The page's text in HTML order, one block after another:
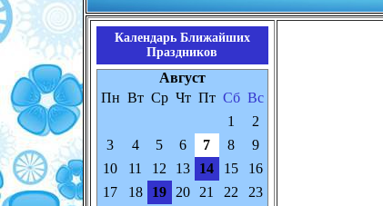
Календарь Ближайших
Праздников
Август
Пн Вт Ср Чт Пт Сб Вс
1
2
3
4 5 6 7 8
9
10
11 12 13 14 15
16
17
18 19 20 21 22
23